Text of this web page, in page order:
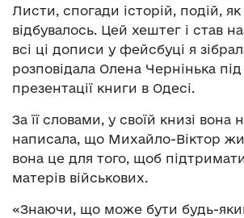
Листи, спогади історій, подій, як
відбувалось. Цей хештег і став
всі ці дописи у фейсбуці я
розповідала Олена Чернінька під
презентації книги в Одесі.
За її словами, у своїй книзі вона
написала, що Михайло-Віктор
вона це для того, щоб
матерів військових.
«Знаючи, що може бути будь-